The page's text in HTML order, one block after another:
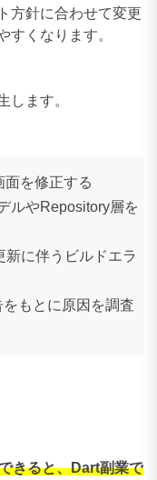
方針に合わせて変更
すくなります。
します。
面を修正する
ルやRepository層を
新に伴うビルドエラ
もとに原因を調査
きると、Dart副業で